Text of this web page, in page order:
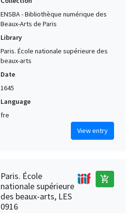
ENSBA - Bibliothèque numérique des
Beaux-Arts de Paris
Library
Paris. École nationale supérieure des
beaux-arts
Date
1645
Language
fre
View entry
Paris. École
nationale supérieure
des beaux-arts, LES
0916
add_shopping_cart